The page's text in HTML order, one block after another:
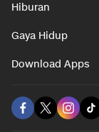
Hiburan
Gaya Hidup
Download Apps